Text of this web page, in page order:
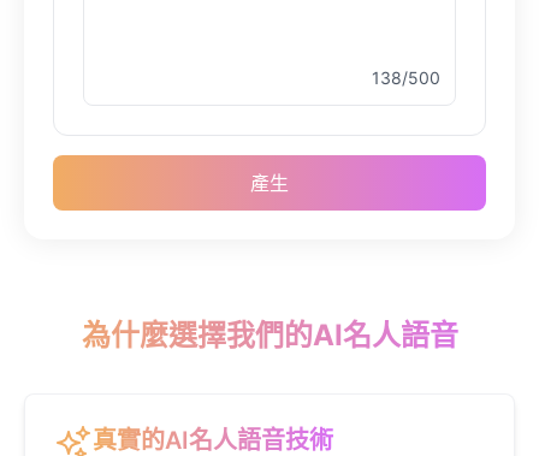
Male @PeachyCloud
Emilia Clarke
Female @NYCgirl2009
Male @KingArthur
Female @GamingPro365
138/500
產生
為什麼選擇我們的AI名人語音
真實的AI名人語音技術